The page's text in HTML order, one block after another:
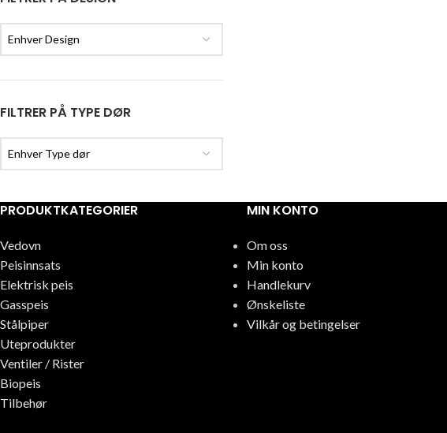
Enhver Design
FILTRER PÅ TYPE DØR
Enhver Type dør
PRODUKTKATEGORIER
Vedovn
Peisinnsats
Elektrisk peis
Gasspeis
Stålpiper
Uteprodukter
Ventiler / Rister
Biopeis
Tilbehør
MIN KONTO
Om oss
Min konto
Handlekurv
Ønskeliste
Vilkår og betingelser